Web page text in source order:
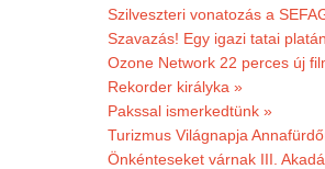
Szilveszteri vonatozás a
Szavazás! Egy igazi tatai
Ozone Network 22 perces új
Rekorder királyka »
Pakssal ismerkedtünk »
Turizmus Világnapja
Önkénteseket várnak III.